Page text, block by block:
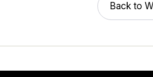
Back to